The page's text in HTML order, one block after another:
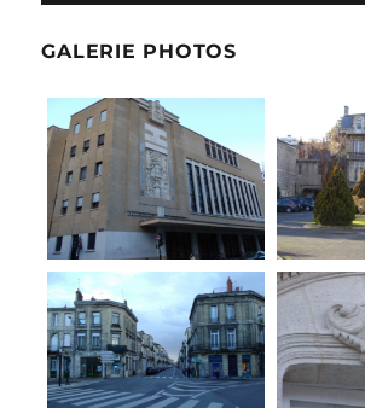
GALERIE PHOTOS